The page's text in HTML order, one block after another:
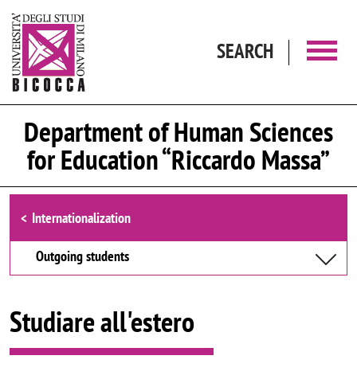
SEARCH
Department of Human Sciences
for Education “Riccardo Massa”
Browse the section
Internationalization
Outgoing students
Studiare all'estero